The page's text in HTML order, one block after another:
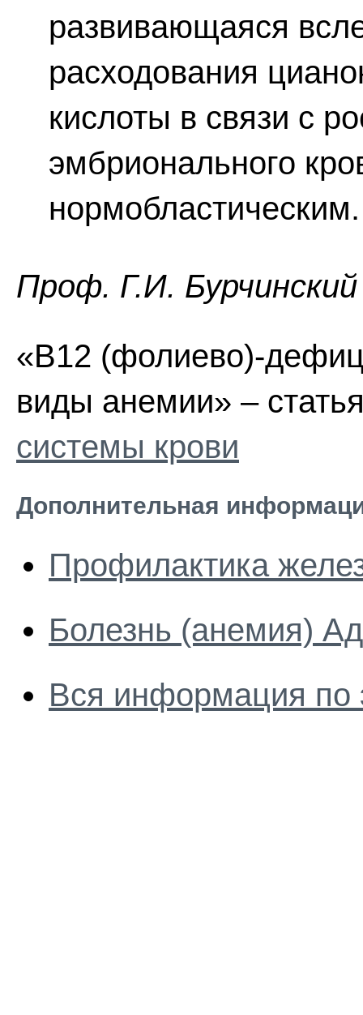
развивающаяся
расходования
кислоты в связи с
эмбрионального
нормобластическим.
Проф. Г.И. Бурчинский
«B12 (фолиево)-
виды анемии» –
системы крови
Дополнительная
Профилактика
Болезнь (анемия)
Вся информация по